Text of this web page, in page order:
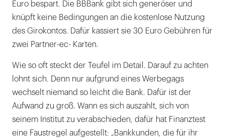
Euro bespart. Die BBBank gibt sich generöser und
knüpft keine Bedingungen an die kostenlose Nutzung
des Girokontos. Dafür kassiert sie 30 Euro Gebühren für
zwei Partner-ec- Karten.
Wie so oft steckt der Teufel im Detail. Darauf zu achten
lohnt sich. Denn nur aufgrund eines Werbegags
wechselt niemand so leicht die Bank. Dafür ist der
Aufwand zu groß. Wann es sich auszahlt, sich von
seinem Institut zu verabschieden, dafür hat Finanztest
eine Faustregel aufgestellt: „Bankkunden, die für ihr